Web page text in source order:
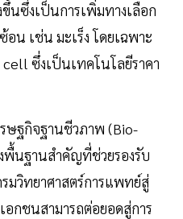
นซึ่งเป็นการเพิ่มทางเลือก
น เช่น มะเร็ง โดยเฉพาะ
cell ซึ่งเป็นเทคโนโลยีราคา
ฐกิจฐานชีวภาพ (Bio-
พื้นฐานสำคัญที่ช่วยรองรับ
มวิทยาศาสตร์การแพทย์สู่
กชนสามารถต่อยอดสู่การ